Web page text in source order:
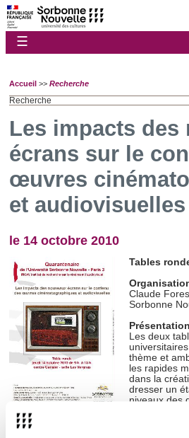
☰
Accueil >> Recherche
Recherche
Les impacts des
écrans sur le
œuvres
et audiovisuelles
le 14 octobre 2010
Tables
Claude
Sorbonne
Les deux
thème et
les rapides
dans la
dresser un
niveaux des
liées à
et de la multiplication des différents
diffusion, publics comme domestiques.